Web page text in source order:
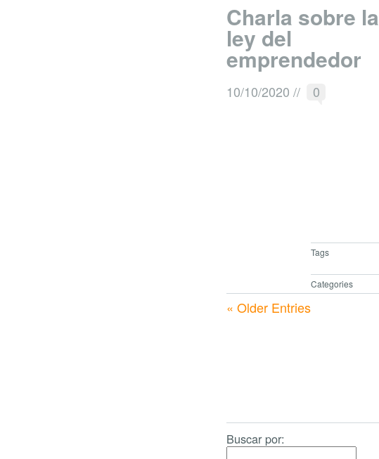
Charla sobre la
ley del
emprendedor
10/10/2020 // 0
Tags
Categories
« Older Entries
Buscar por: